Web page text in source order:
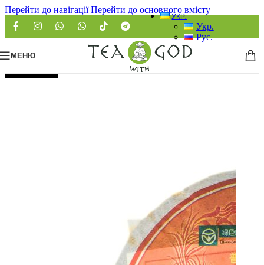
Перейти до навігаціїПерейти до основного вмісту
УКР.
Укр.
Рус.
МЕНЮ